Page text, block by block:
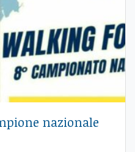
nazionale